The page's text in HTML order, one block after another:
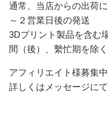
通常、当店からの出荷
～２営業日後の発送
3Dプリント製品を含む
間（後）、繫忙期を除く
アフィリエイト様募集中
詳しくはメッセージにて